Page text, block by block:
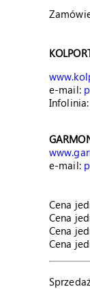
e-mail:
e-mail:
Cena
Cena
Cena
Cena